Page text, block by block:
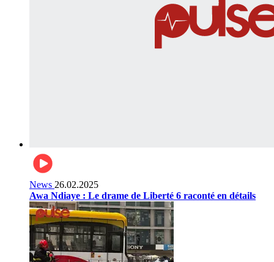
News 26.02.2025
Awa Ndiaye : Le drame de Liberté 6 raconté en détails